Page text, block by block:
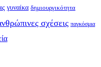
γυναίκα δημιουργικότητα
σχέσεις παγκόσμια